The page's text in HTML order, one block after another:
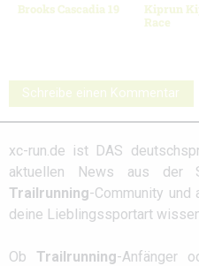
Brooks Cascadia 19
Kiprun
Race
Schreibe einen Kommentar
xc-run.de ist DAS
aktuellen News aus der
Trailrunning-Community
deine Lieblingssportart
Ob Trailrunning-Anfänger